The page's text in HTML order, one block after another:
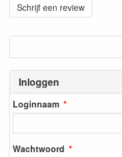
Inloggen
Loginnaam
Wachtwoord
Schrijf een review